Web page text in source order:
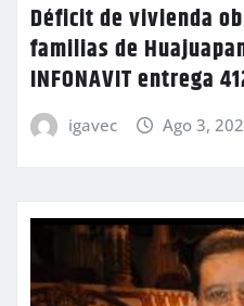
Déficit de vivienda
familias de
INFONAVIT entrega
igavec Ago 3,